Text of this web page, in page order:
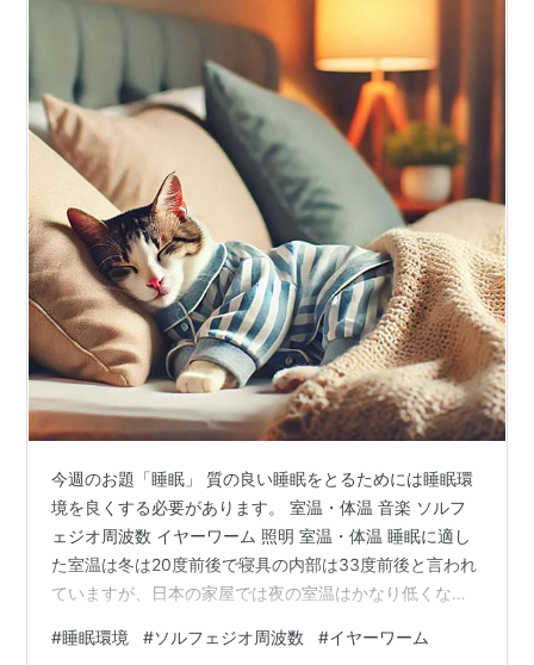
今週のお題「睡眠」 質の良い睡眠をとるためには睡眠環
境を良くする必要があります。 室温・体温 音楽 ソルフ
ェジオ周波数 イヤーワーム 照明 室温・体温 睡眠に適し
た室温は冬は20度前後で寝具の内部は33度前後と言われ
ていますが、日本の家屋では夜の室温はかなり低くなっ
部の温度を保つことは出来るでしょう。 暖かい寝床にす
#睡眠環境 #ソルフェジオ周波数 #イヤーワーム